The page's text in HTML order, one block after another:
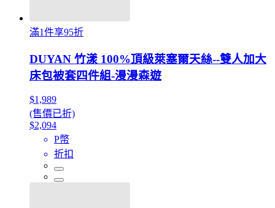
滿1件享95折
DUYAN 竹漾 100%頂級萊塞爾天絲--雙人加大
床包被套四件組-漫漫森遊
$1,989
(售價已折)
$2,094
P幣
折扣